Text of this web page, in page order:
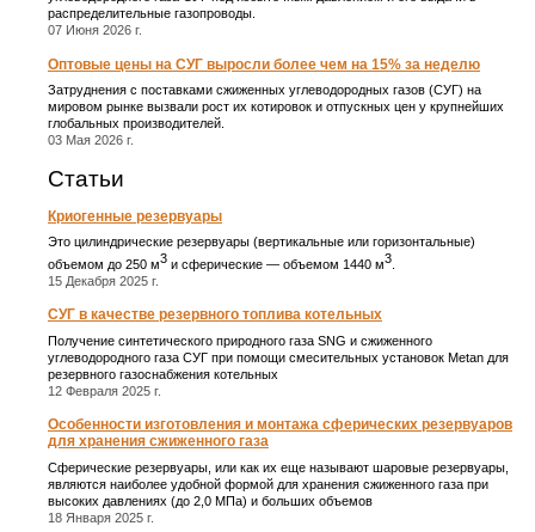
распределительные газопроводы.
07 Июня 2026 г.
Оптовые цены на СУГ выросли более чем на 15% за неделю
Затруднения с поставками сжиженных углеводородных газов (СУГ) на
мировом рынке вызвали рост их котировок и отпускных цен у крупнейших
глобальных производителей.
03 Мая 2026 г.
Статьи
Криогенные резервуары
Это цилиндрические резервуары (вертикальные или горизонтальные)
объемом до 250 м3 и сферические ― объемом 1440 м3
15 Декабря 2025 г.
СУГ в качестве резервного топлива котельных
Получение синтетического природного газа SNG и сжиженного
углеводородного газа СУГ при помощи смесительных установок Metan для
резервного газоснабжения котельных
12 Февраля 2025 г.
Особенности изготовления и монтажа сферических резервуаров
для хранения сжиженного газа
Сферические резервуары, или как их еще называют шаровые резервуары,
являются наиболее удобной формой для хранения сжиженного газа при
высоких давлениях (до 2,0 МПа) и больших объемов
18 Января 2025 г.